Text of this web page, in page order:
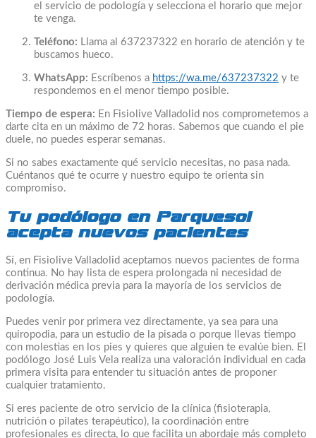
el servicio de podología y selecciona el horario que mejor
te venga.
Teléfono: Llama al 637237322 en horario de atención y te
buscamos hueco.
WhatsApp: Escríbenos a https://wa.me/637237322 y te
respondemos en el menor tiempo posible.
Tiempo de espera: En Fisiolive Valladolid nos comprometemos a
darte cita en un máximo de 72 horas. Sabemos que cuando el pie
duele, no puedes esperar semanas.
Si no sabes exactamente qué servicio necesitas, no pasa nada.
Cuéntanos qué te ocurre y nuestro equipo te orienta sin
compromiso.
Tu podólogo en Parquesol
acepta nuevos pacientes
Sí, en Fisiolive Valladolid aceptamos nuevos pacientes de forma
continua. No hay lista de espera prolongada ni necesidad de
derivación médica previa para la mayoría de los servicios de
podología.
Puedes venir por primera vez directamente, ya sea para una
quiropodia, para un estudio de la pisada o porque llevas tiempo
con molestias en los pies y quieres que alguien te evalúe bien. El
podólogo José Luis Vela realiza una valoración individual en cada
primera visita para entender tu situación antes de proponer
cualquier tratamiento.
Si eres paciente de otro servicio de la clínica (fisioterapia,
nutrición o pilates terapéutico), la coordinación entre
profesionales es directa, lo que facilita un abordaje más completo